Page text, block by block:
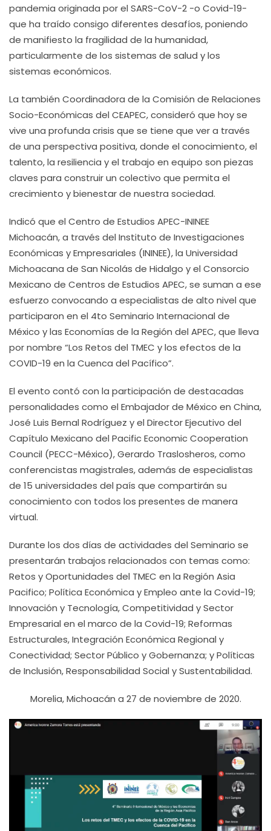
pandemia originada por el SARS-CoV-2 -o Covid-19-
que ha traído consigo diferentes desafíos, poniendo
de manifiesto la fragilidad de la humanidad,
particularmente de los sistemas de salud y los
sistemas económicos.
La también Coordinadora de la Comisión de Relaciones
Socio-Económicas del CEAPEC, consideró que hoy se
vive una profunda crisis que se tiene que ver a través
de una perspectiva positiva, donde el conocimiento, el
talento, la resiliencia y el trabajo en equipo son piezas
claves para construir un colectivo que permita el
crecimiento y bienestar de nuestra sociedad.
Indicó que el Centro de Estudios APEC-ININEE
Michoacán, a través del Instituto de Investigaciones
Económicas y Empresariales (ININEE), la Universidad
Michoacana de San Nicolás de Hidalgo y el Consorcio
Mexicano de Centros de Estudios APEC, se suman a ese
esfuerzo convocando a especialistas de alto nivel que
participaron en el 4to Seminario Internacional de
México y las Economías de la Región del APEC, que lleva
por nombre “Los Retos del TMEC y los efectos de la
COVID-19 en la Cuenca del Pacífico”.
El evento contó con la participación de destacadas
personalidades como el Embajador de México en China,
José Luis Bernal Rodríguez y el Director Ejecutivo del
Capítulo Mexicano del Pacific Economic Cooperation
Council (PECC-México), Gerardo Traslosheros, como
conferencistas magistrales, además de especialistas
de 15 universidades del país que compartirán su
conocimiento con todos los presentes de manera
virtual.
Durante los dos días de actividades del Seminario se
presentarán trabajos relacionados con temas como:
Retos y Oportunidades del TMEC en la Región Asia
Pacifico; Política Económica y Empleo ante la Covid-19;
Innovación y Tecnología, Competitividad y Sector
Empresarial en el marco de la Covid-19; Reformas
Estructurales, Integración Económica Regional y
Conectividad; Sector Público y Gobernanza; y Políticas
de Inclusión, Responsabilidad Social y Sustentabilidad.
Morelia, Michoacán a 27 de noviembre de 2020.